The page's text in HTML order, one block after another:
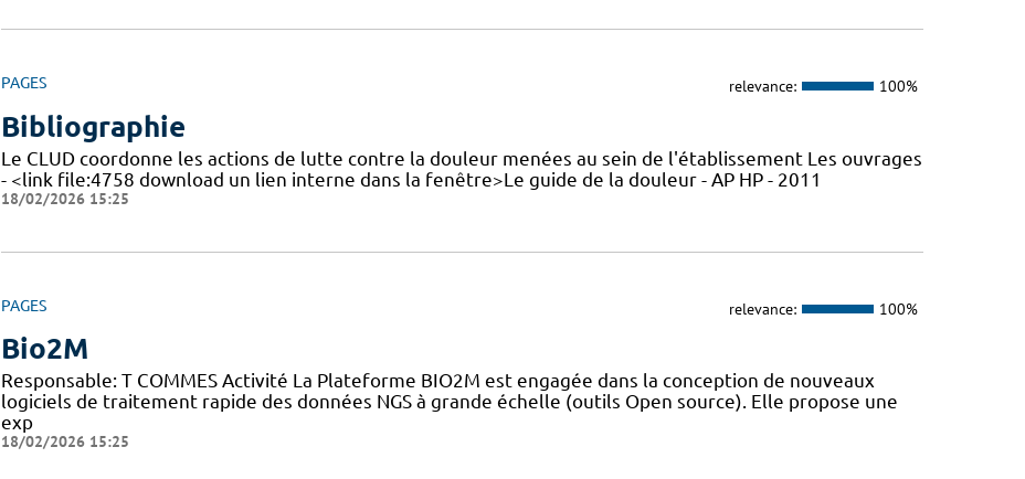
PAGES relevance: 100%
Bibliographie
Le CLUD coordonne les actions de lutte contre la douleur menées au sein de l'établissement Les ouvrages
- <link file:4758 download un lien interne dans la fenêtre>Le guide de la douleur - AP HP - 2011
18/02/2026 15:25
PAGES relevance: 100%
Bio2M
Responsable: T COMMES Activité La Plateforme BIO2M est engagée dans la conception de nouveaux
logiciels de traitement rapide des données NGS à grande échelle (outils Open source). Elle propose une
exp
18/02/2026 15:25